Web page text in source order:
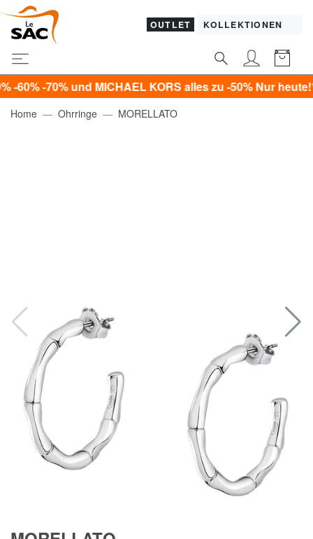
OUTLET KOLLEKTIONEN
-70% und MICHAEL KORS alles zu -50% Nur heute!*
Home Ohrringe MORELLATO